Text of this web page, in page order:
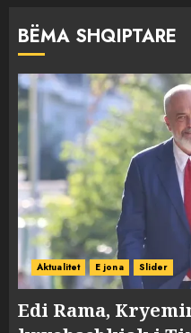
BËMA SHQIPTARE
Aktualitet E jona Slider
Edi Rama,